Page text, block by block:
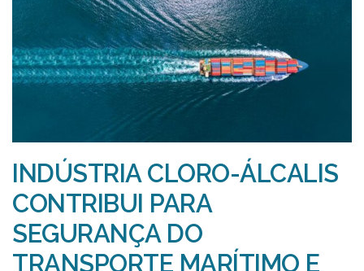
INDÚSTRIA CLORO-ÁLCALIS
CONTRIBUI PARA
SEGURANÇA DO
TRANSPORTE MARÍTIMO E